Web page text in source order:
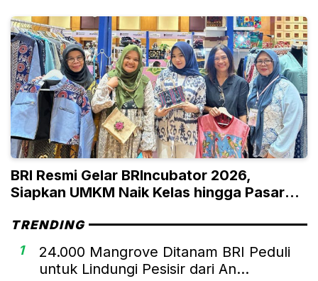
BRI Resmi Gelar BRIncubator 2026,
Siapkan UMKM Naik Kelas hingga Pasar
TRENDING
1
24.000 Mangrove Ditanam BRI Peduli
untuk Lindungi Pesisir dari An...